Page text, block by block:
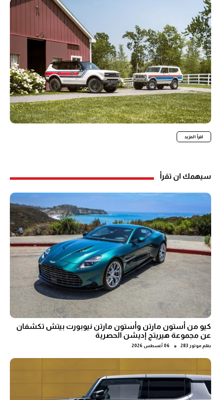
اقرأ المزيد
سيهمك ان تقرأ
كيو من أستون مارتن وأستون مارتن نيوبورت بيتش تكشفان
عن مجموعة هيريتج إديشن الحصرية
بقلم موتور 283 ● 06 أغسطس 2026